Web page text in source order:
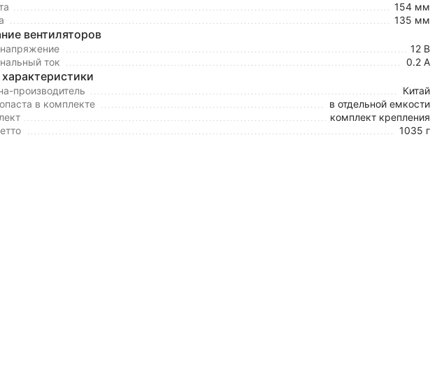
154 мм
135 мм
вентиляторов
12 В
ток
0.2 А
производитель
Китай
в комплекте
в отдельной емкости
комплект крепления
1035 г